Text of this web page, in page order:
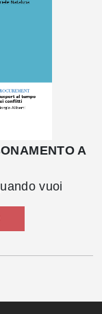
A
vuoi